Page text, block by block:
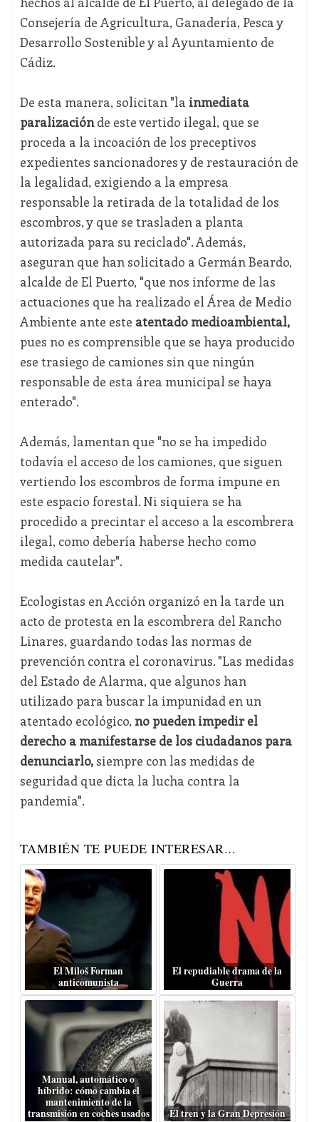
Consejería de Agricultura, Ganadería, Pesca y
Desarrollo Sostenible y al Ayuntamiento de
Cádiz.
De esta manera, solicitan "la inmediata
paralizaciónde este vertido ilegal, que se
proceda a la incoación de los preceptivos
expedientes sancionadores y de restauración de
la legalidad, exigiendo a la empresa
responsable la retirada de la totalidad de los
escombros, y que se trasladen a planta
autorizada para su reciclado". Además,
aseguran que han solicitado a Germán Beardo,
alcalde de El Puerto, "que nos informe de las
actuaciones que ha realizado el Área de Medio
Ambiente ante este atentado medioambiental,
pues no es comprensible que se haya producido
ese trasiego de camiones sin que ningún
responsable de esta área municipal se haya
enterado".
Además, lamentan que "no se ha impedido
todavía el acceso de los camiones, que siguen
vertiendo los escombros de forma impune en
este espacio forestal. Ni siquiera se ha
procedido a precintar el acceso a la escombrera
ilegal, como debería haberse hecho como
medida cautelar".
Ecologistas en Acción organizó en la tarde un
acto de protesta en la escombrera del Rancho
Linares, guardando todas las normas de
prevención contra el coronavirus. "Las medidas
del Estado de Alarma, que algunos han
utilizado para buscar la impunidad en un
atentado ecológico, no pueden impedir el
derecho a manifestarse de los ciudadanos para
denunciarlo,siempre con las medidas de
seguridad que dicta la lucha contra la
pandemia".
TAMBIÉN TE PUEDE INTERESAR...
El Miloš Forman
anticomunista
El repudiable drama de la
Guerra
Manual, automático o
híbrido: cómo cambia el
mantenimiento de la
transmisión en coches usados
El tren y la Gran Depresión